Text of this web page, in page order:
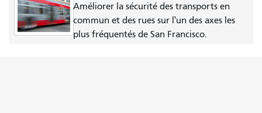
Améliorer la sécurité des transports en
commun et des rues sur l'un des axes les
plus fréquentés de San Francisco.